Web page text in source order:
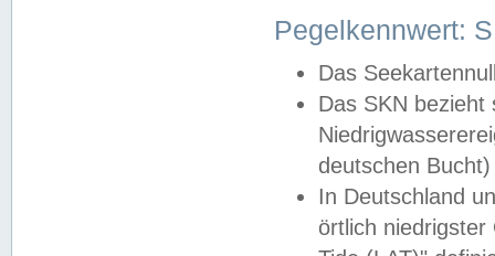
Pegelkennwert:
Das
Das SKN
deutschen
In Deutschland
örtlich